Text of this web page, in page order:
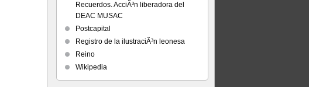
Recuerdos. AcciÃ³n liberadora del
DEAC MUSAC
Postcapital
Registro de la ilustraciÃ³n leonesa
Reino
Wikipedia